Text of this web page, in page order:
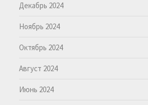
Декабрь 2024
Ноябрь 2024
Октябрь 2024
Август 2024
Июнь 2024